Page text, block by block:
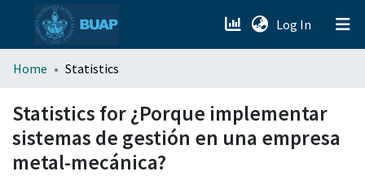
Log In (current)
menu.section.about_menu
All of DSpace
Home Statistics
Statistics for ¿Porque implementar
sistemas de gestión en una empresa
metal-mecánica?